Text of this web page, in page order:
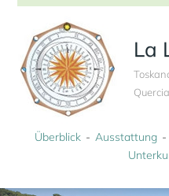
La
Überblick Ausstattung